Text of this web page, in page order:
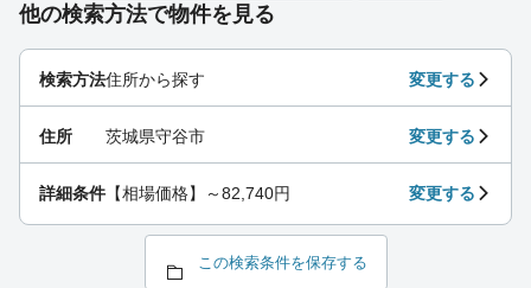
他の検索方法で物件を見る
検索方法住所から探す 変更する
住所 茨城県守谷市 変更する
詳細条件 【相場価格】～82,740円 変更する
この検索条件を保存する